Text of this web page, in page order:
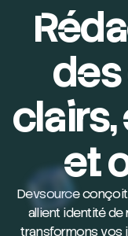
et
Devsource
allient identité de
transformons vos